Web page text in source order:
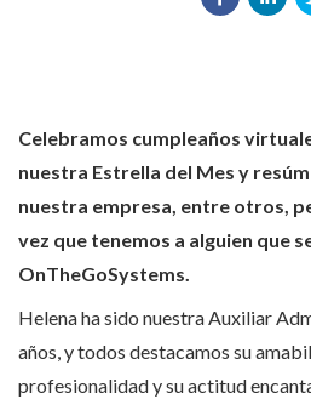
Celebramos cumpleaños
nuestra Estrella del Mes y
nuestra empresa, entre otros,
vez que tenemos a alguien que
OnTheGoSystems.
Helena ha sido nuestra Auxiliar
años, y todos destacamos su
profesionalidad y su actitud